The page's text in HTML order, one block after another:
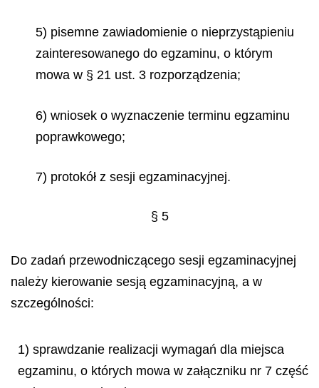
5) pisemne zawiadomienie o nieprzystąpieniu
zainteresowanego do egzaminu, o którym
mowa w § 21 ust. 3 rozporządzenia;
6) wniosek o wyznaczenie terminu egzaminu
poprawkowego;
7) protokół z sesji egzaminacyjnej.
§ 5
Do zadań przewodniczącego sesji egzaminacyjnej
należy kierowanie sesją egzaminacyjną, a w
szczególności:
1) sprawdzanie realizacji wymagań dla miejsca
egzaminu, o których mowa w załączniku nr 7 część